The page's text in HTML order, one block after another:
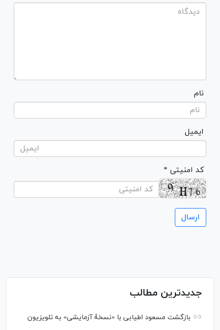
نام
ایمیل
* کد امنیتی
جدیدترین مطالب
بازگشت مسعود اطیابی با «نسخهٔ آزمایشی» به تلویزیون